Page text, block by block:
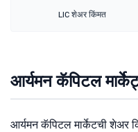
LIC शेअर किंमत
आर्यमन कॅपिटल
आर्यमन कॅपिटल मार्केटची शेअर